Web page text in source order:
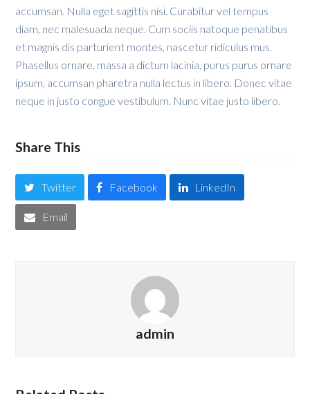
accumsan. Nulla eget sagittis nisi. Curabitur vel tempus
diam, nec malesuada neque. Cum sociis natoque penatibus
et magnis dis parturient montes, nascetur ridiculus mus.
Phasellus ornare, massa a dictum lacinia, purus purus ornare
ipsum, accumsan pharetra nulla lectus in libero. Donec vitae
neque in justo congue vestibulum. Nunc vitae justo libero.
Share This
Twitter Facebook LinkedIn
Email
admin